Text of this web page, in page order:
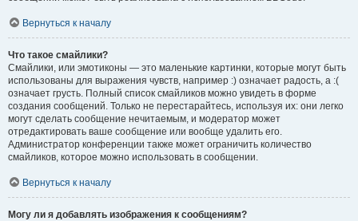
Вернуться к началу
Что такое смайлики?
Смайлики, или эмотиконы — это маленькие картинки, которые могут быть
использованы для выражения чувств, например :) означает радость, а :(
означает грусть. Полный список смайликов можно увидеть в форме
создания сообщений. Только не перестарайтесь, используя их: они легко
могут сделать сообщение нечитаемым, и модератор может
отредактировать ваше сообщение или вообще удалить его.
Администратор конференции также может ограничить количество
смайликов, которое можно использовать в сообщении.
Вернуться к началу
Могу ли я добавлять изображения к сообщениям?